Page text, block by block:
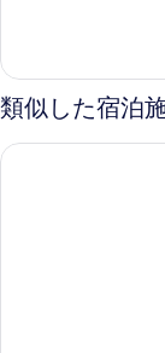
す
る
の
写
真
View
の
詳
類似した宿泊
ダイヤモンド クリ